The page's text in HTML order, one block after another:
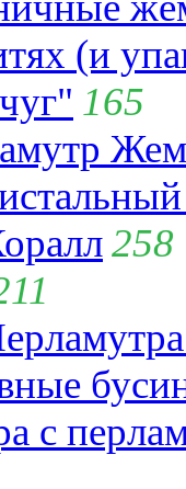
(и
165
258
с